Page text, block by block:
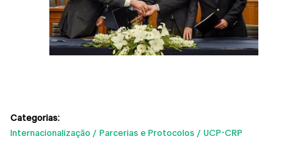
Categorias:
Internacionalização
Parcerias e Protocolos UCP-CRP